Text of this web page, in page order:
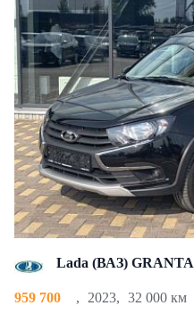
Lada (ВАЗ) GRANTA
959 700 , 2023, 32 000 км